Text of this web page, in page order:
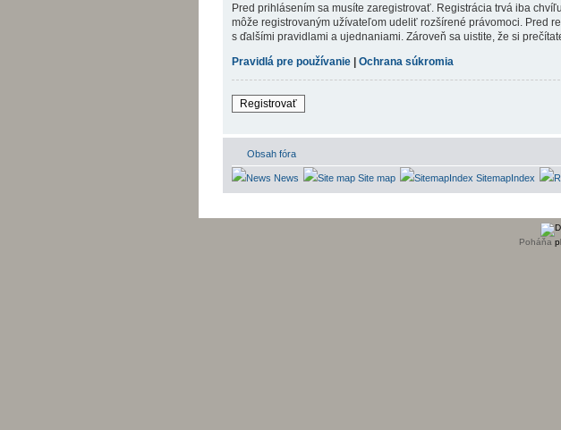
Pred prihlásením sa musíte zaregistrovať. Registrácia trvá iba
môže registrovaným užívateľom udeliť rozšírené právomoci. Pred
s ďalšími pravidlami a ujednaniami. Zároveň sa uistite, že si
Pravidlá pre používanie | Ochrana súkromia
Registrovať
Obsah fóra
News Site map SitemapIndex
Poháňa